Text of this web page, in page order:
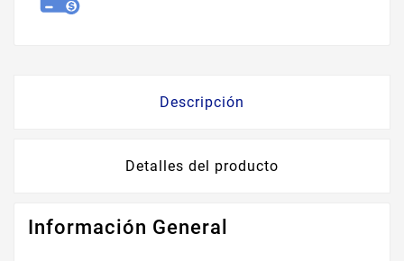
Descripción
Detalles del producto
Información General